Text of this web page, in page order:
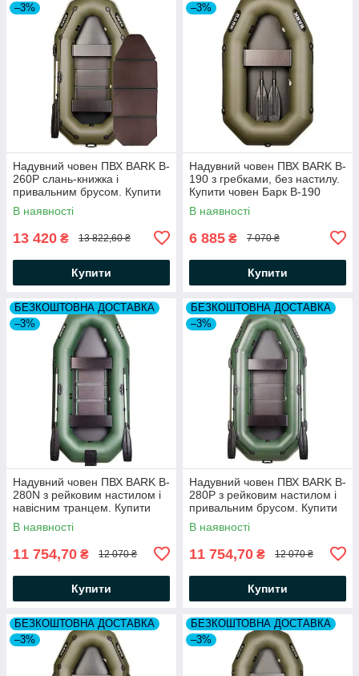
–3%
Надувний човен ПВХ BARK B-
260P слань-книжка і
привальним брусом. Купити
човен Барк В-260
В наявності
13 420 ₴ 13 822,60 ₴
Купити
–3%
Надувний човен ПВХ BARK B-
190 з гребками, без настилу.
Купити човен Барк В-190
В наявності
6 885 ₴ 7 070 ₴
Купити
БЕЗКОШТОВНА ДОСТАВКА
–3%
Надувний човен ПВХ BARK B-
280N з рейковим настилом і
навісним транцем. Купити
Барк В-280 з транцем
В наявності
11 754,70 ₴ 12 070 ₴
Купити
БЕЗКОШТОВНА ДОСТАВКА
–3%
Надувний човен ПВХ BARK B-
280P з рейковим настилом і
привальним брусом. Купити
човен Барк В-280
В наявності
11 754,70 ₴ 12 070 ₴
Купити
БЕЗКОШТОВНА ДОСТАВКА
–3%
БЕЗКОШТОВНА ДОСТАВКА
–3%